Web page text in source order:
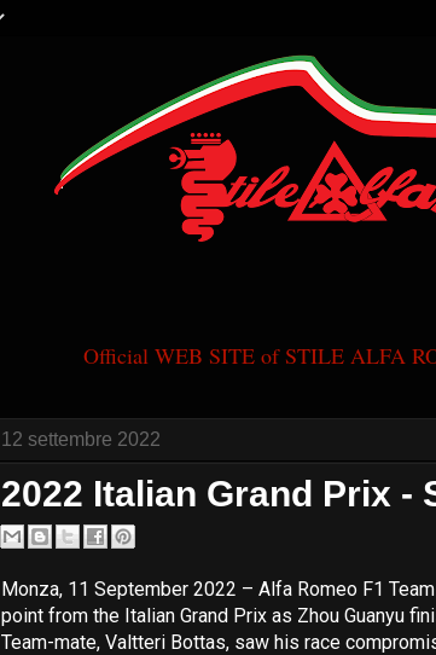
Official WEB SITE of STILE ALFA
12 settembre 2022
2022 Italian Grand Prix -
Monza, 11 September 2022 – Alfa Romeo F1
point from the Italian Grand Prix as Zhou Guanyu
Team-mate, Valtteri Bottas, saw his race